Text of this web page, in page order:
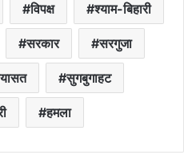
विपक्ष श्याम-बिहारी
सरकार सरगुजा
सुगबुगाहट
हमला